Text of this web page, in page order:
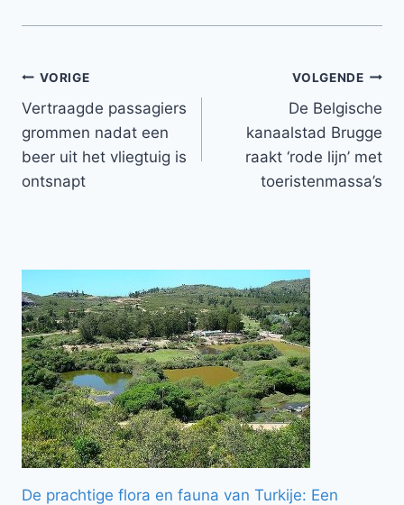
Bericht
navigatie
VORIGE
Vertraagde passagiers
grommen nadat een
beer uit het vliegtuig is
ontsnapt
VOLGENDE
De Belgische
kanaalstad Brugge
raakt ‘rode lijn’ met
toeristenmassa’s
De prachtige flora en fauna van Turkije: Een